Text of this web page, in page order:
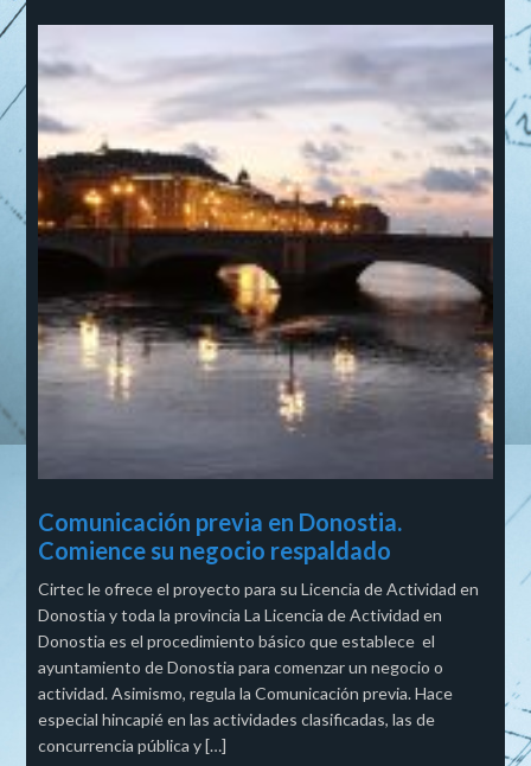
Comunicación previa en Donostia.
Comience su negocio respaldado
Cirtec le ofrece el proyecto para su Licencia de Actividad en
Donostia y toda la provincia La Licencia de Actividad en
Donostia es el procedimiento básico que establece el
ayuntamiento de Donostia para comenzar un negocio o
actividad. Asimismo, regula la Comunicación previa. Hace
especial hincapié en las actividades clasificadas, las de
concurrencia pública y […]